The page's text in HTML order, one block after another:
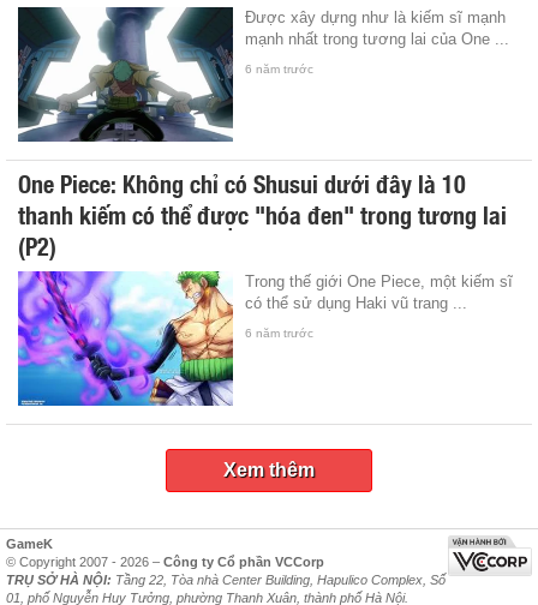
Được xây dựng như là kiếm sĩ mạnh
mạnh nhất trong tương lai của One ...
6 năm trước
One Piece: Không chỉ có Shusui dưới đây là 10
thanh kiếm có thể được "hóa đen" trong tương lai
(P2)
Trong thế giới One Piece, một kiếm sĩ
có thể sử dụng Haki vũ trang ...
6 năm trước
Xem thêm
GameK
© Copyright 2007 - 2026 – Công ty Cổ phần VCCorp
TRỤ SỞ HÀ NỘI: Tầng 22, Tòa nhà Center Building, Hapulico Complex, Số
01, phố Nguyễn Huy Tưởng, phường Thanh Xuân, thành phố Hà Nội.